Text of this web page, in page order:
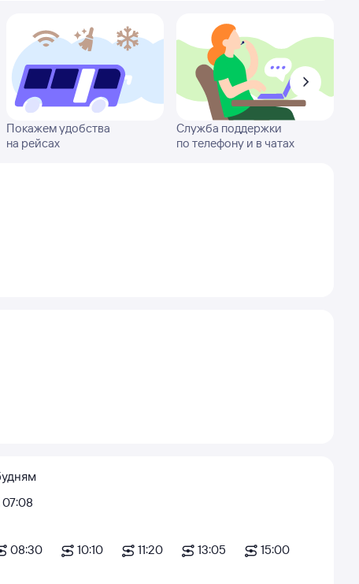
Покажем удобства
на рейсах
Служба поддержки
по телефону и в чатах
07:08
08:30 10:10 11:20 13:05
15:00